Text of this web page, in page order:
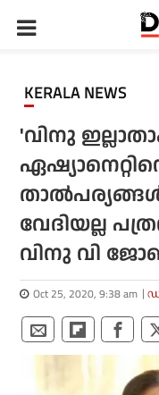
KERALA NEWS
'വിനു
താല്‍പര്യങ്ങള്‍
വേദിയല്ല
വിനു വി
Oct 25, 2020, 9:38 am